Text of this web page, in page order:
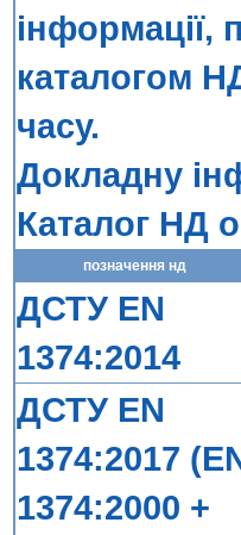
інформації,
каталогом
часу.
Докладну
Каталог НД
позначення нд
ДСТУ EN
1374:2014
ДСТУ EN
1374:2017
1374:2000 +